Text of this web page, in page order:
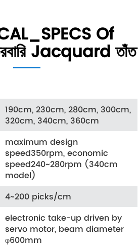
Of
Jacquard তাঁত
190cm, 230cm, 280cm, 300cm,
320cm, 340cm, 360cm
maximum design
speed350rpm, economic
speed240~280rpm (340cm
model)
4~200 picks/cm
electronic take-up driven by
servo motor, beam diameter
φ600mm